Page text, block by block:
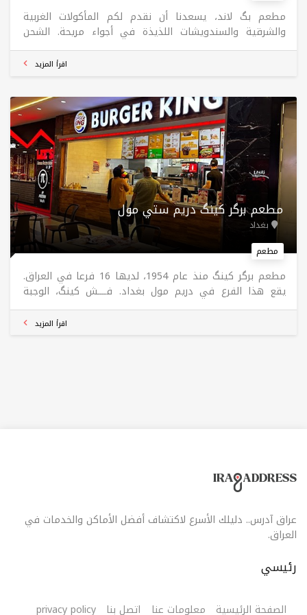
مطعم بگ لاند، يسعدنا أن نقدم لكم المأكولات الغربية
والشرقية والسندويشات اللذيذة في أجواء مريحة. الشحن
مجاني
اقرأ المزيد
مطعم برگر کینگ دریم ستي مول
بغداد
مطعم
مطعم برگر كينگ منذ عام 1954، لديها 16 فرعا في العراق.
يقع هذا الفرع في دریم مول بغداد. فــــش كينگ، الوجبة
الجديدة، جبنالكم نكهة من أعماق البحر لكل محبين السمچ،،
جربوها هسه من برگر كينگ قبل لا ترجع للبحر لأن موجودة
اقرأ المزيد
عراق آدرس.. دليلك الأسرع لاكتشاف أفضل الأماكن والخدمات في
العراق.
رئيسي
الصفحة الرئيسية معلومات عنا اتصل بنا privacy policy